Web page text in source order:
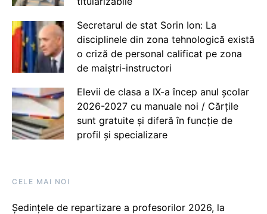
Secretarul de stat Sorin Ion: La
disciplinele din zona tehnologică există
o criză de personal calificat pe zona
de maiștri-instructori
Elevii de clasa a IX-a încep anul școlar
2026-2027 cu manuale noi / Cărțile
sunt gratuite și diferă în funcție de
profil și specializare
CELE MAI NOI
Ședințele de repartizare a profesorilor 2026, la